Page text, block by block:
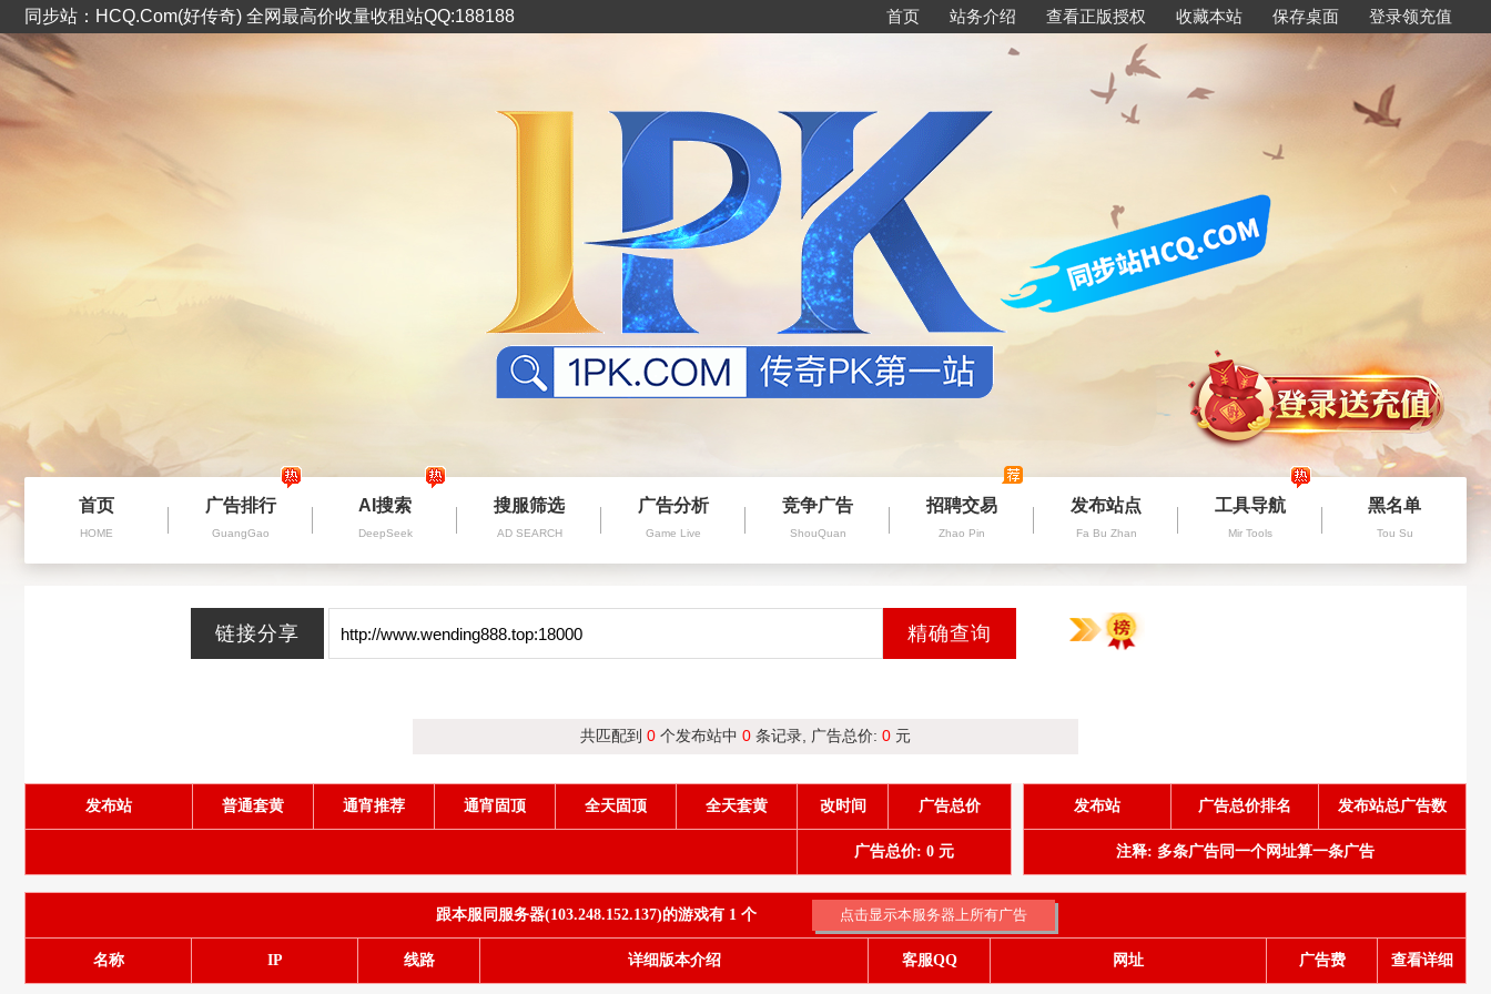
同步站：HCQ.Com(好传奇) 全网最高价收量收租站QQ:188188 首页 站务介绍 查看正版授权 收藏本站 保存桌面 登录领充值
首页
HOME
广告排行
GuangGao
AI搜索
DeepSeek
搜服筛选
AD SEARCH
广告分析
Game Live
竞争广告
ShouQuan
招聘交易
Zhao Pin
发布站点
Fa Bu Zhan
工具导航
Mir Tools
黑名单
Tou Su
共匹配到 0 个发布站中 0 条记录, 广告总价: 0 元
发布站 普通套黄 通宵推荐 通宵固顶 全天固顶 全天套黄 改时间 广告总价
广告总价: 0 元
发布站 广告总价排名 发布站总广告数
注释: 多条广告同一个网址算一条广告
跟本服同服务器(103.248.152.137)的游戏有 1 个
名称 IP 线路 详细版本介绍 客服QQ 网址 广告费 查看详细